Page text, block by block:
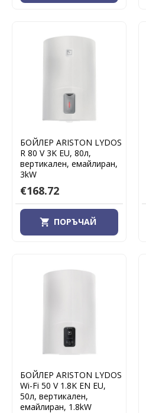
БОЙЛЕР ARISTON LYDOS
R 80 V 3K EU, 80л,
вертикален, емайлиран,
3kW
€168.72
ПОРЪЧАЙ
БОЙЛЕР ARISTON LYDOS
Wi-Fi 50 V 1.8K EN EU,
50л, вертикален,
емайлиран, 1.8kW